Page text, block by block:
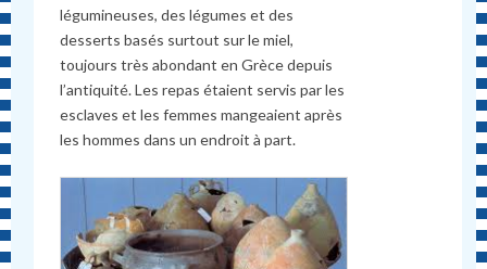
légumineuses, des légumes et des
desserts basés surtout sur le miel,
toujours très abondant en Grèce depuis
l’antiquité. Les repas étaient servis par les
esclaves et les femmes mangeaient après
les hommes dans un endroit à part.